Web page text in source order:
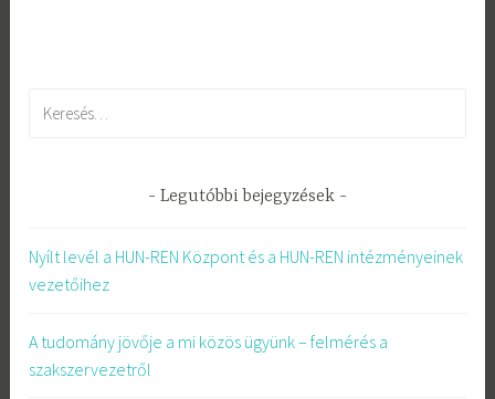
Keresés:
Legutóbbi bejegyzések
Nyílt levél a HUN-REN Központ és a HUN-REN intézményeinek
vezetőihez
A tudomány jövője a mi közös ügyünk – felmérés a
szakszervezetről